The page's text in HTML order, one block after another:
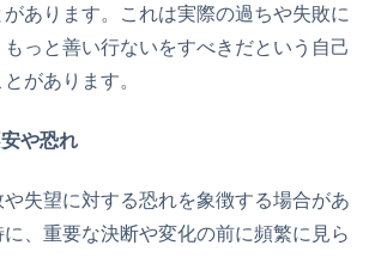
あります。これは実際の過ちや失敗に
っと善い行ないをすべきだという自己
があります。
や恐れ
失望に対する恐れを象徴する場合があ
、重要な決断や変化の前に頻繁に見ら